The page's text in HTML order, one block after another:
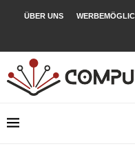
ÜBER UNS